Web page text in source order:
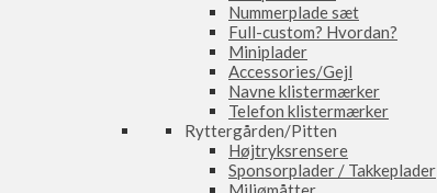
Nummerplade sæt
Full-custom? Hvordan?
Miniplader
Accessories/Gejl
Navne klistermærker
Telefon klistermærker
Ryttergården/Pitten
Højtryksrensere
Sponsorplader / Takkeplader